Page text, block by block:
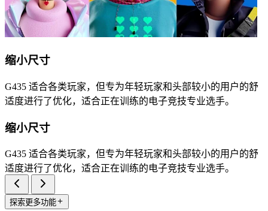
缩小尺寸
G435 适合各类玩家，但专为年轻玩家和头部较小的用户的舒
适度进行了优化，适合正在训练的电子竞技专业选手。
缩小尺寸
G435 适合各类玩家，但专为年轻玩家和头部较小的用户的舒
适度进行了优化，适合正在训练的电子竞技专业选手。
探索更多功能